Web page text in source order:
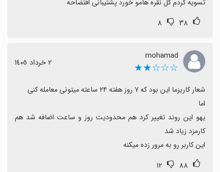
اپلیکیشن کاریزما می‌تواند گزینه‌ای مناسب باشد.
تسویه کردم کل نقره هامو خورد پشتیبانی افتضاحه
۳۸ ۸
mohamad
☆☆☆★★ ٢ خرداد ١٤٠٥
این کاربر رو به مرور زده میکنه
۸۸ ۱۲